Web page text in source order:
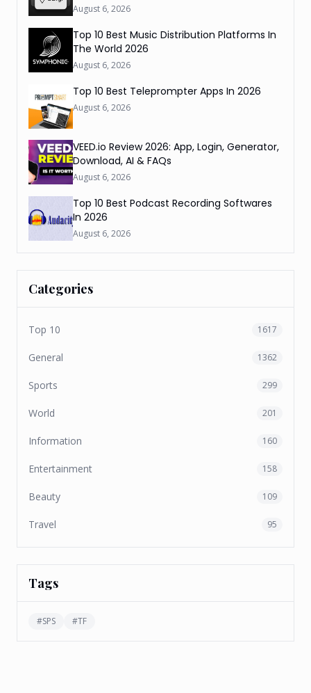
August 6, 2026
Top 10 Best Music Distribution Platforms In
The World 2026
August 6, 2026
Top 10 Best Teleprompter Apps In 2026
August 6, 2026
VEED.io Review 2026: App, Login, Generator,
Download, AI & FAQs
August 6, 2026
Top 10 Best Podcast Recording Softwares
In 2026
August 6, 2026
Categories
Top 10 1617
General 1362
Sports 299
World 201
Information 160
Entertainment 158
Beauty 109
Travel 95
Tags
#SPS #TF